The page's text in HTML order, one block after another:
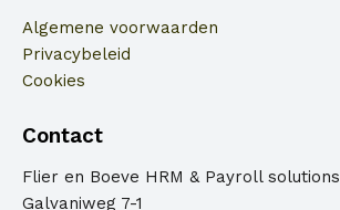
Algemene voorwaarden
Privacybeleid
Cookies
Contact
Flier en Boeve HRM & Payroll solutions
Galvaniweg 7-1